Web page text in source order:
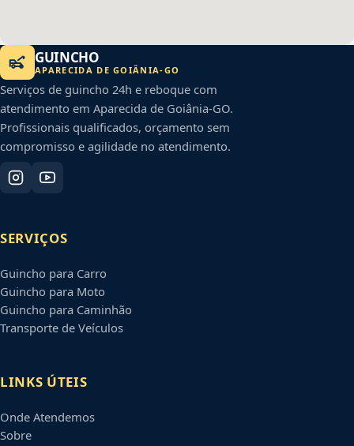
GUINCHO
APARECIDA DE GOIÂNIA-GO
Serviços de guincho 24h e reboque com
atendimento em Aparecida de Goiânia-GO.
Profissionais qualificados, orçamento sem
compromisso e agilidade no atendimento.
SERVIÇOS
Guincho para Carro
Guincho para Moto
Guincho para Caminhão
Transporte de Veículos
LINKS ÚTEIS
Onde Atendemos
Sobre